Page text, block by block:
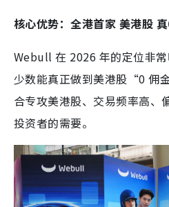
核心优势：全港首家 美港股
Webull 在 2026 年的定位非
少数能真正做到美港股“0 佣
合专攻美港股、交易频率高、
投资者的需要。